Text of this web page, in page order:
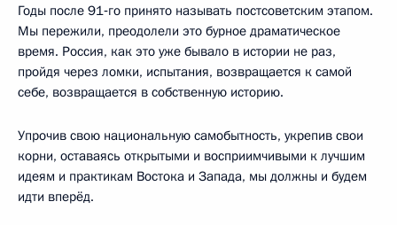
Годы после 91‑го принято называть постсоветским этапом.
Мы пережили, преодолели это бурное драматическое
время. Россия, как это уже бывало в истории не раз,
пройдя через ломки, испытания, возвращается к самой
себе, возвращается в собственную историю.
Упрочив свою национальную самобытность, укрепив свои
корни, оставаясь открытыми и восприимчивыми к лучшим
идеям и практикам Востока и Запада, мы должны и будем
идти вперёд.